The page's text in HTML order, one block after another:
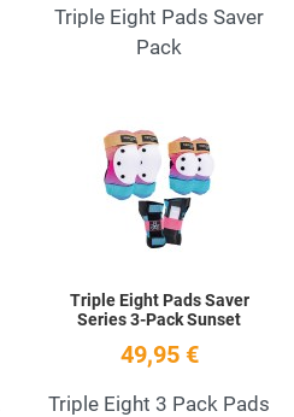
Triple Eight Pads Saver
Pack
Add to Wishlist
Quick View
Triple Eight Pads Saver
Series 3-Pack Sunset
49,95 €
Triple Eight 3 Pack Pads